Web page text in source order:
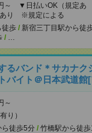
～ ▼日払いOK（規定あ
り ※規定による
徒歩 / 新宿三丁目駅から徒
/ …
るバンド＊サカナク
バイト＠日本武道館
～
り）
ら徒歩5分 / 竹橋駅から徒